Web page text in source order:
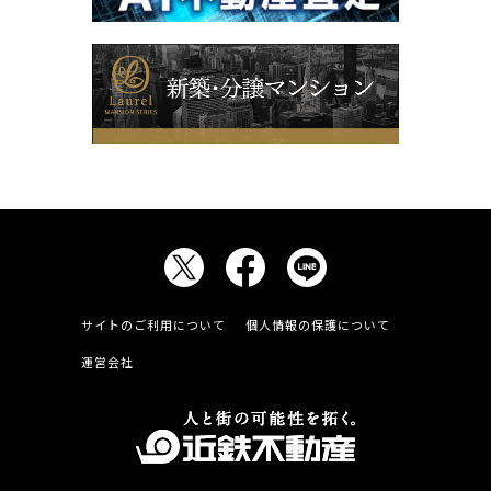
サイトのご利用について 個人情報の保護について
運営会社